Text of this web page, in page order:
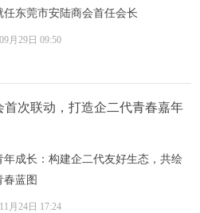
任东莞市安陆商会首任会长
月29日 09:50
次联动，打造企二代青春嘉年
年成长：构建企二代友好生态，共绘
春蓝图
月24日 17:24